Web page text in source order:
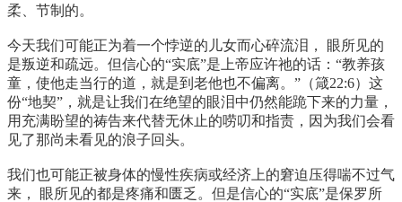
柔、节制的。
今天我们可能正为着一个悖逆的儿女而心碎流泪， 眼所见的
是叛逆和疏远。但信心的“实底”是上帝应许祂的话：“教养孩
童，使他走当行的道，就是到老他也不偏离。”（箴22:6）这
份“地契”，就是让我们在绝望的眼泪中仍然能跪下来的力量，
用充满盼望的祷告来代替无休止的唠叨和指责，因为我们会看
见了那尚未看见的浪子回头。
我们也可能正被身体的慢性疾病或经济上的窘迫压得喘不过气
来， 眼所见的都是疼痛和匮乏。但是信心的“实底”是保罗所